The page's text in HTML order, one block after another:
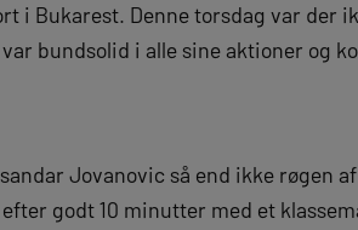
i Bukarest. Denne torsdag var der
bundsolid i alle sine aktioner og
Jovanovic så end ikke røgen
godt 10 minutter med et